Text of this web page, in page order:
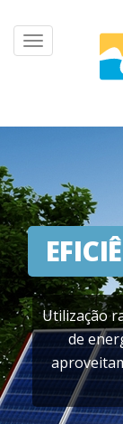
Toggle
navigation
Utilização
de